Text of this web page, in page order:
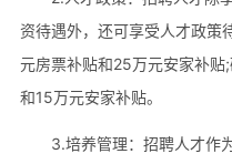
资待遇外，还可享受人才政策
元房票补贴和25万元安家补
和15万元安家补贴。
3.培养管理：招聘人才作